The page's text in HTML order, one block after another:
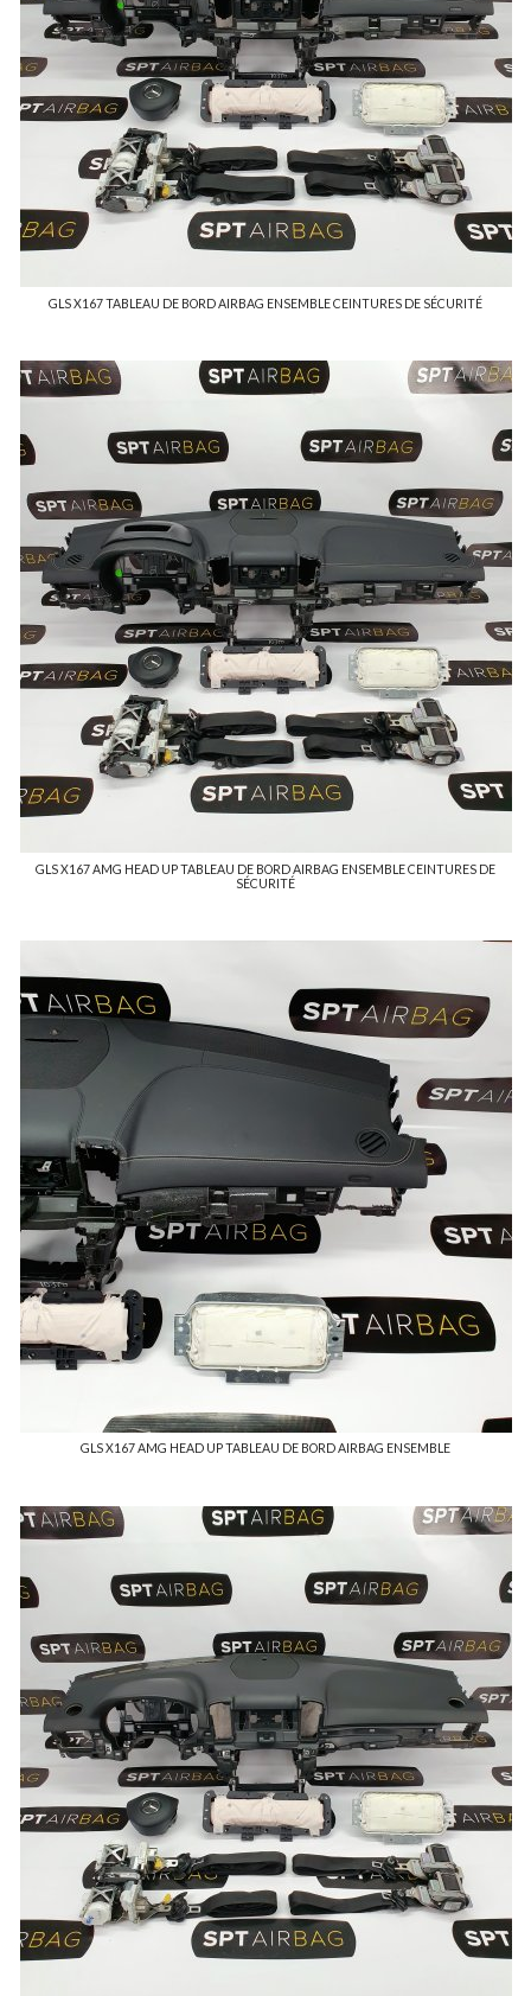
GLS X167 TABLEAU DE BORD AIRBAG ENSEMBLE CEINTURES DE SÉCURITÉ
GLS X167 AMG HEAD UP TABLEAU DE BORD AIRBAG ENSEMBLE CEINTURES DE
SÉCURITÉ
GLS X167 AMG HEAD UP TABLEAU DE BORD AIRBAG ENSEMBLE